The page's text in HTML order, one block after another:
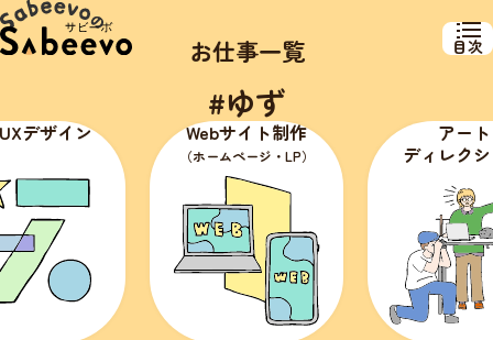
目次
お仕事一覧
#ゆず
デザイン Webサイト制作
（ホームページ・LP）
アート
ディレク